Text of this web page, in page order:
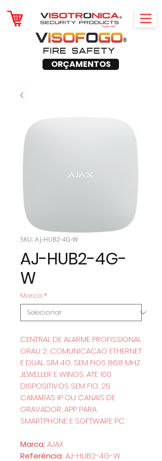
ORÇAMENTOS
SKU: AJ-HUB2-4G-W
AJ-HUB2-4G-
W
Marca *
CENTRAL DE ALARME PROFISSIONAL
GRAU 2, COMUNICACAO ETHERNET
E DUAL SIM 4G, SEM FIOS 868 MHZ
JEWELLER E WINGS, ATE 100
DISPOSITIVOS SEM FIO, 25
CAMARAS IP OU CANAIS DE
GRAVADOR, APP PARA
SMARTPHONE E SOFTWARE PC.
Marca: AJAX
Referência: AJ-HUB2-4G-W